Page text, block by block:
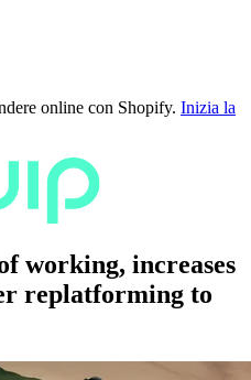
online con Shopify. Inizia la
working, increases
replatforming to